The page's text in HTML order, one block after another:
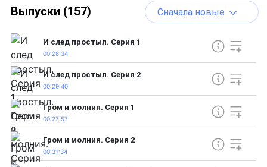
Выпуски (157) Сначала новые
И след простыл. Серия 1
00:28:34
И след простыл. Серия 2
00:29:40
Гром и молния. Серия 1
00:27:57
Гром и молния. Серия 2
00:31:34